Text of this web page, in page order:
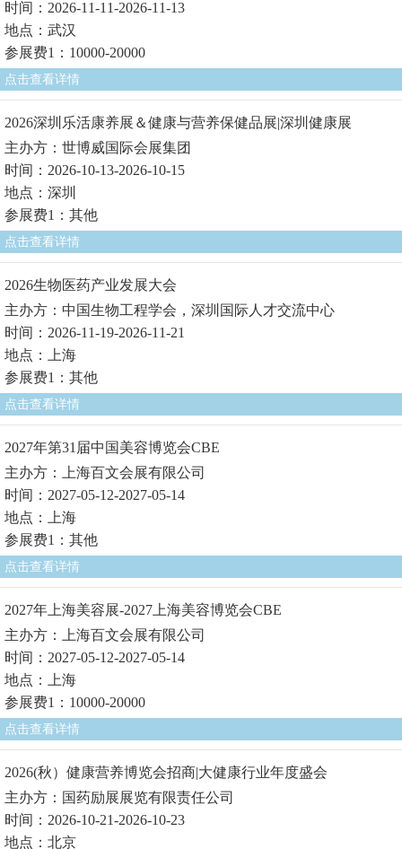
时间：2026-11-11-2026-11-13
地点：武汉
参展费1：10000-20000
点击查看详情
2026深圳乐活康养展＆健康与营养保健品展|深圳健康展
主办方：世博威国际会展集团
时间：2026-10-13-2026-10-15
地点：深圳
参展费1：其他
点击查看详情
2026生物医药产业发展大会
主办方：中国生物工程学会，深圳国际人才交流中心
时间：2026-11-19-2026-11-21
地点：上海
参展费1：其他
点击查看详情
2027年第31届中国美容博览会CBE
主办方：上海百文会展有限公司
时间：2027-05-12-2027-05-14
地点：上海
参展费1：其他
点击查看详情
2027年上海美容展-2027上海美容博览会CBE
主办方：上海百文会展有限公司
时间：2027-05-12-2027-05-14
地点：上海
参展费1：10000-20000
点击查看详情
2026(秋）健康营养博览会招商|大健康行业年度盛会
主办方：国药励展展览有限责任公司
时间：2026-10-21-2026-10-23
地点：北京